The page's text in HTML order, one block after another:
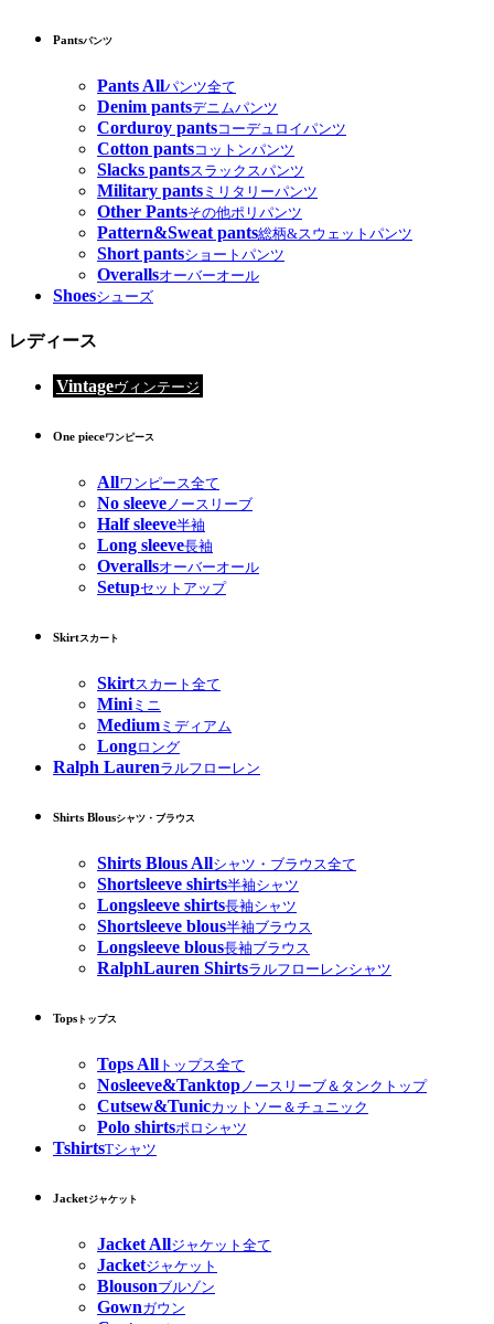
Pantsパンツ
Pants Allパンツ全て
Denim pantsデニムパンツ
Corduroy pantsコーデュロイパンツ
Cotton pantsコットンパンツ
Slacks pantsスラックスパンツ
Military pants ミリタリーパンツ
Other Pantsその他ポリパンツ
Pattern&Sweat pants総柄&スウェットパンツ
Short pantsショートパンツ
Overallsオーバーオール
Shoesシューズ
レディース
Vintageヴィンテージ
One pieceワンピース
Allワンピース全て
No sleeveノースリーブ
Half sleeve半袖
Long sleeve長袖
Overallsオーバーオール
Setupセットアップ
Skirtスカート
Skirtスカート全て
Miniミニ
Medium ミディアム
Longロング
Ralph Laurenラルフローレン
Shirts Blousシャツ・ブラウス
Shirts Blous Allシャツ・ブラウス全て
Shortsleeve shirts半袖シャツ
Longsleeve shirts長袖シャツ
Shortsleeve blous半袖ブラウス
Longsleeve blous長袖ブラウス
RalphLauren Shirtsラルフローレンシャツ
Tops トップス
Tops All トップス全て
Nosleeve&Tanktop ノースリーブ＆タンクトップ
Cutsew&Tunicカットソー＆チュニック
Polo shirtsポロシャツ
TshirtsTシャツ
Jacketジャケット
Jacket Allジャケット全て
Jacketジャケット
Blousonブルゾン
Gownガウン